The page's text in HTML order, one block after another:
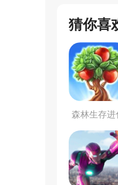
猜你喜
森林生存进